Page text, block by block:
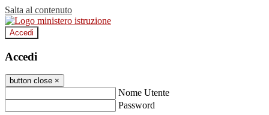
Salta al contenuto
Accedi
Accedi
button close ×
Nome Utente
Password